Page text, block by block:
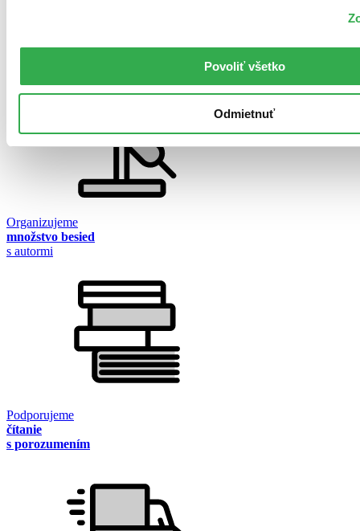
Povoliť všetko
Odmietnuť
Organizujeme
množstvo besied
s autormi
Podporujeme
čítanie
s porozumením